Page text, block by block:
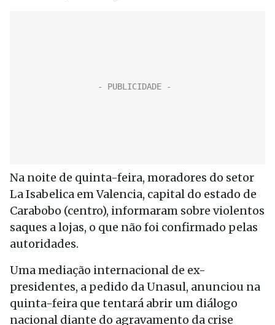
Na noite de quinta-feira, moradores do setor
La Isabelica em Valencia, capital do estado de
Carabobo (centro), informaram sobre violentos
saques a lojas, o que não foi confirmado pelas
autoridades.
Uma mediação internacional de ex-
presidentes, a pedido da Unasul, anunciou na
quinta-feira que tentará abrir um diálogo
nacional diante do agravamento da crise